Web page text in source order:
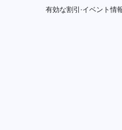
有効な割引·イベント情